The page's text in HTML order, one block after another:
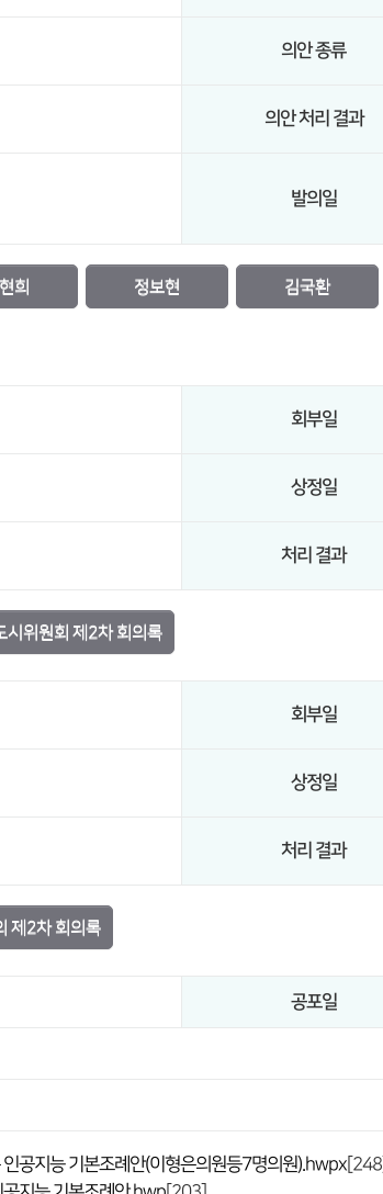
의안 종류
의안 처리 결과
발의일
희 정보현 김국환
회부일
상정일
처리 결과
위원회 제2차 회의록
회부일
상정일
처리 결과
제2차 회의록
공포일
공지능 기본조례안(이형은의원등7명의원).hwpx [248]